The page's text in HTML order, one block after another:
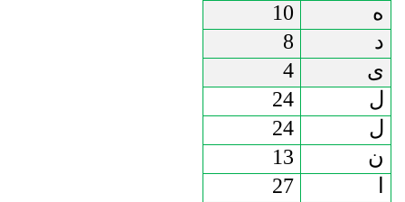
ه
10
د
8
ى
4
ل
24
ل
24
ن
13
27